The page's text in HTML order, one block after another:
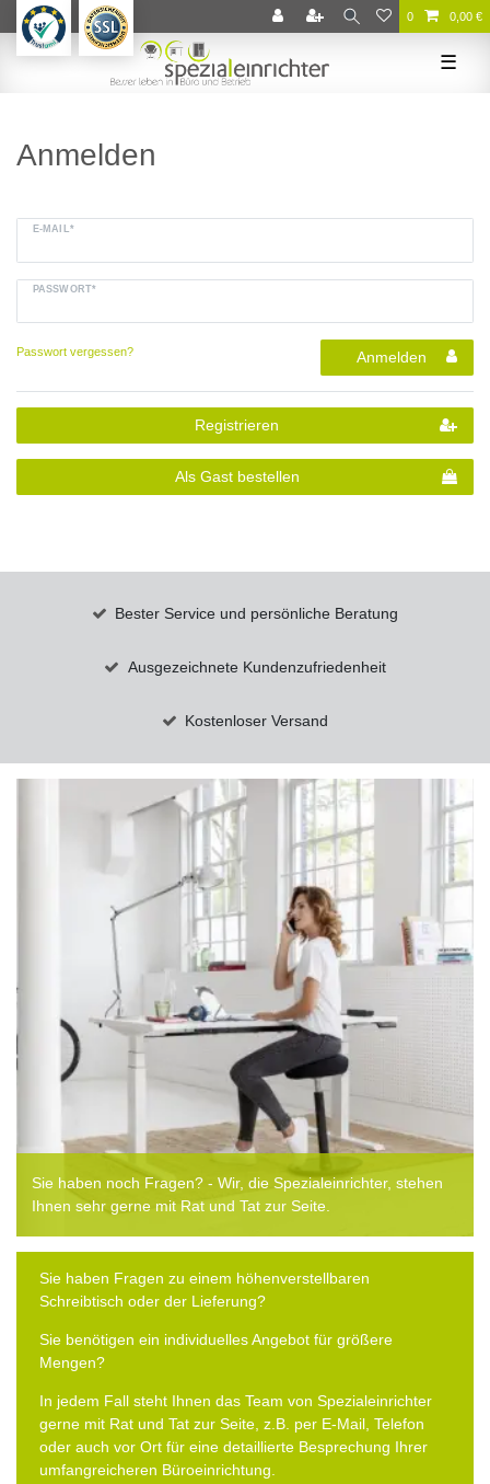
0 0,00 €
☰
Anmelden
E-MAIL*
PASSWORT*
Passwort vergessen? Anmelden
Registrieren
Als Gast bestellen
Bester Service und persönliche Beratung
Ausgezeichnete Kundenzufriedenheit
Kostenloser Versand
Sie haben noch Fragen? - Wir, die Spezialeinrichter, stehen
Ihnen sehr gerne mit Rat und Tat zur Seite.
Sie haben Fragen zu einem höhenverstellbaren
Schreibtisch oder der Lieferung?
Sie benötigen ein individuelles Angebot für größere
Mengen?
In jedem Fall steht Ihnen das Team von Spezialeinrichter
gerne mit Rat und Tat zur Seite, z.B. per E-Mail, Telefon
oder auch vor Ort für eine detaillierte Besprechung Ihrer
umfangreicheren Büroeinrichtung.